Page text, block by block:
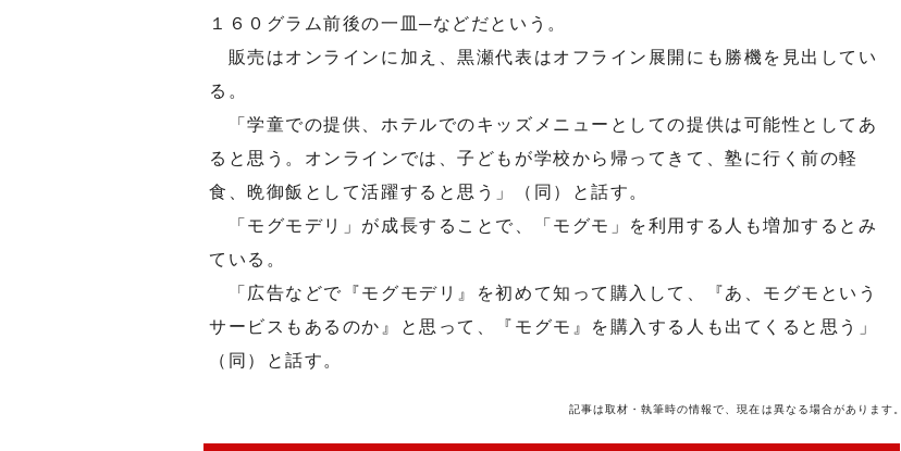
１６０グラム前後の一皿─などだという。
販売はオンラインに加え、黒瀬代表はオフライン展開にも勝機を見出してい
る。
「学童での提供、ホテルでのキッズメニューとしての提供は可能性としてあ
ると思う。オンラインでは、子どもが学校から帰ってきて、塾に行く前の軽
食、晩御飯として活躍すると思う」（同）と話す。
「モグモデリ」が成長することで、「モグモ」を利用する人も増加するとみ
ている。
「広告などで『モグモデリ』を初めて知って購入して、『あ、モグモという
サービスもあるのか』と思って、『モグモ』を購入する人も出てくると思う」
（同）と話す。
記事は取材・執筆時の情報で、現在は異なる場合があります。